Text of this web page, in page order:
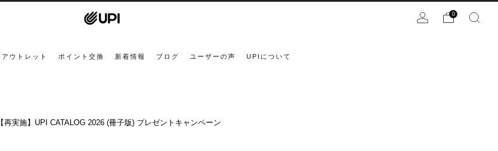
アウトレット ポイント交換 新着情報 ブログ ユーザーの声 UPIについて
0
【再実施】UPI CATALOG 2026 (冊子版) プレゼントキャンペーン